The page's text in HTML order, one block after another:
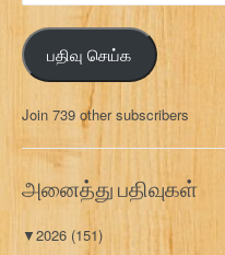
ன
ஞ்
ச
ல்
க
வ
பதிவு செய்க
Join 739 other subscribers
அனைத்து பதிவுகள்
▼2026 (151)